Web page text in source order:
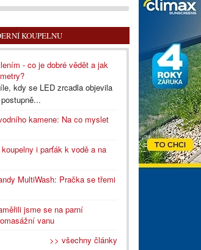
KOUPELNU
- co je dobré vědět a jak
kdy se LED zrcadla objevila
kamene: Na co myslet
i parťák k vodě a na
MultiWash: Pračka se třemi
jsme se na parní
vanu
>> všechny články